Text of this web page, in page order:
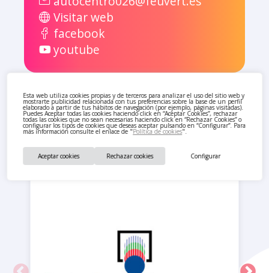
Esta web utiliza cookies propias y de terceros para analizar el uso del sitio web y
mostrarte publicidad relacionada con tus preferencias sobre la base de un perfil
elaborado a partir de tus hábitos de navegación (por ejemplo, páginas visitadas).
Puedes Aceptar todas las cookies haciendo click en “Aceptar Cookies”, rechazar
todas las cookies que no sean necesarias haciendo click en “Rechazar Cookies” o
configurar los tipos de cookies que deseas aceptar pulsando en “Configurar”. Para
más información consulte el enlace de "Política de cookies".
Configurar
Rechazar cookies
Aceptar cookies
Visitar web
facebook
youtube
También te pueden interesar